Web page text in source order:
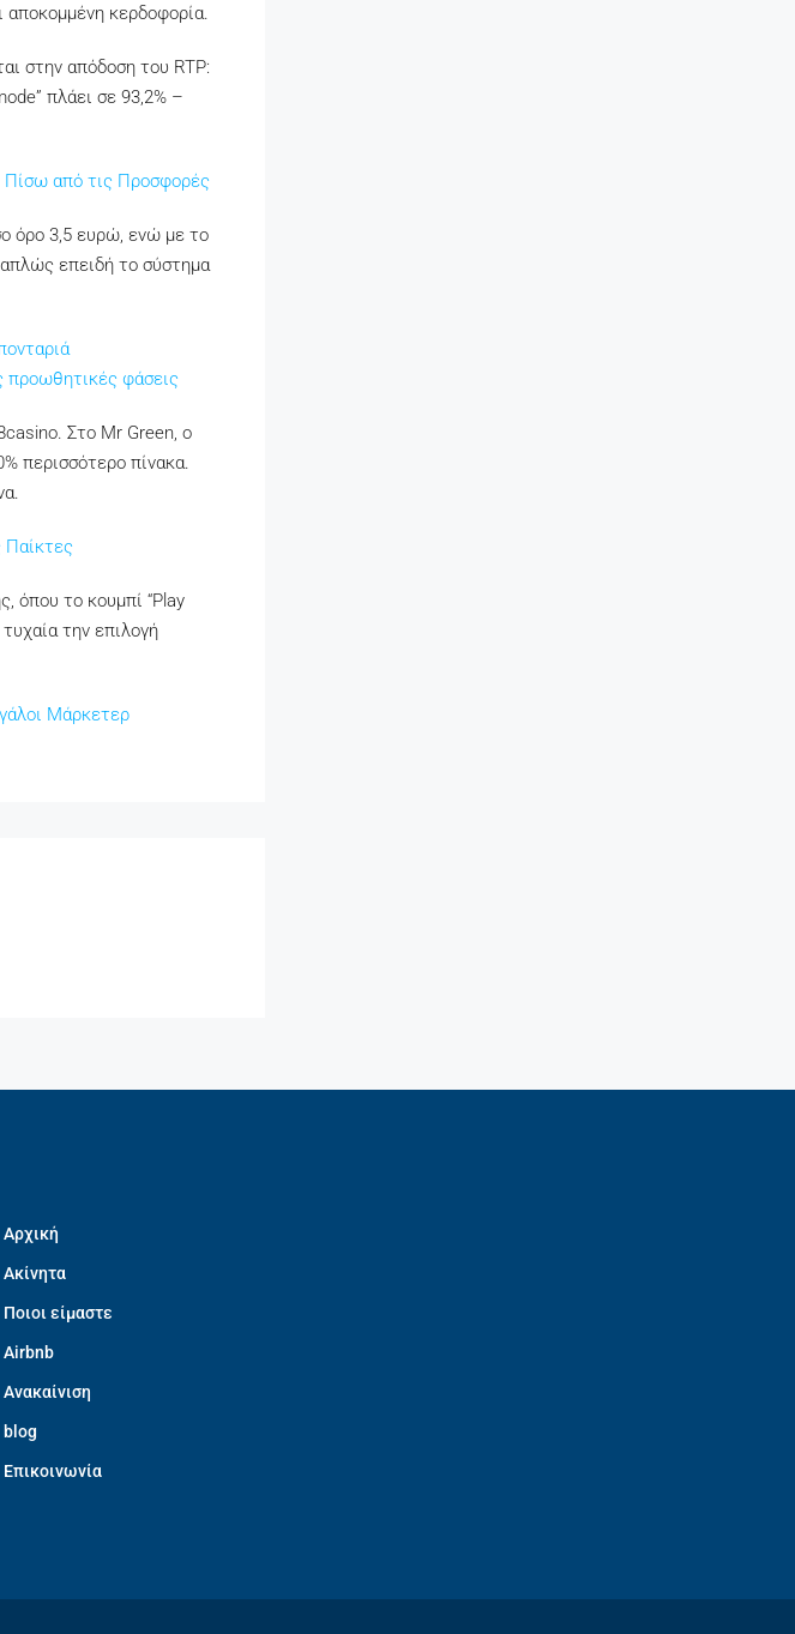
αποκομμένη κερδοφορία.
στην απόδοση του RTP:
πλάει σε 93,2% –
Πίσω από τις Προσφορές
όρο 3,5 ευρώ, ενώ με το
επειδή το σύστημα
προωθητικές φάσεις
Στο Mr Green, ο
περισσότερο πίνακα.
Παίκτες
όπου το κουμπί “Play
την επιλογή
Μάρκετερ
Αρχική
Ακίνητα
Ποιοι είμαστε
Airbnb
Ανακαίνιση
blog
Επικοινωνία